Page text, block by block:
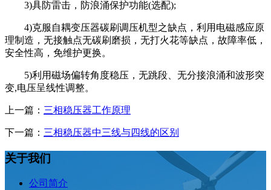
3)具防雷击，防浪涌保护功能(选配);
4)克服自耦变压器碳刷调压机型之缺点，利用电磁感应原
理制造，无接触点无碳刷磨损，无打火花等缺点，故障率低，
安全性高，免维护更换。
5)利用磁场偏转角度稳压，无跳段、无分接浪涌和波形突
变,电压呈线性调整。
上一篇： 三相稳压器工作原理
下一篇： 三相稳压器中三线与四线的区别
关于我们
公司简介